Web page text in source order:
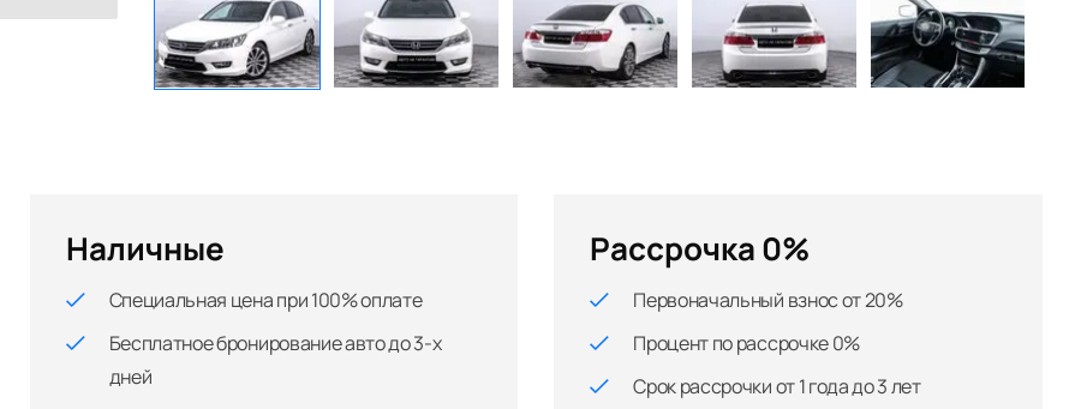
Наличные
Специальная цена при 100% оплате
Бесплатное бронирование авто до 3-х
дней
Рассрочка 0%
Первоначальный взнос от 20%
Процент по рассрочке 0%
Срок рассрочки от 1 года до 3 лет